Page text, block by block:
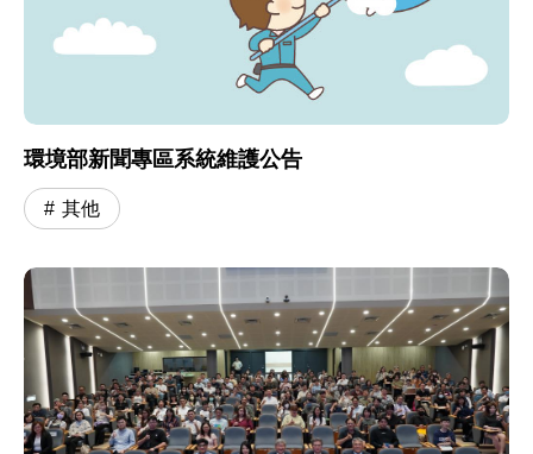
環境部新聞專區系統維護公告
其他